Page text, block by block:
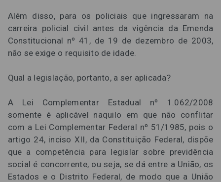
Além disso, para os policiais que ingressaram na
carreira policial civil antes da vigência da Emenda
Constitucional nº 41, de 19 de dezembro de 2003,
não se exige o requisito de idade.
Qual a legislação, portanto, a ser aplicada?
A Lei Complementar Estadual nº 1.062/2008
somente é aplicável naquilo em que não conflitar
com a Lei Complementar Federal nº 51/1985, pois o
artigo 24, inciso XII, da Constituição Federal, dispõe
que a competência para legislar sobre previdência
social é concorrente, ou seja, se dá entre a União, os
Estados e o Distrito Federal, de modo que a União